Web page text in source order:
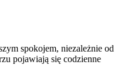
spokojem, niezależnie od
pojawiają się codzienne